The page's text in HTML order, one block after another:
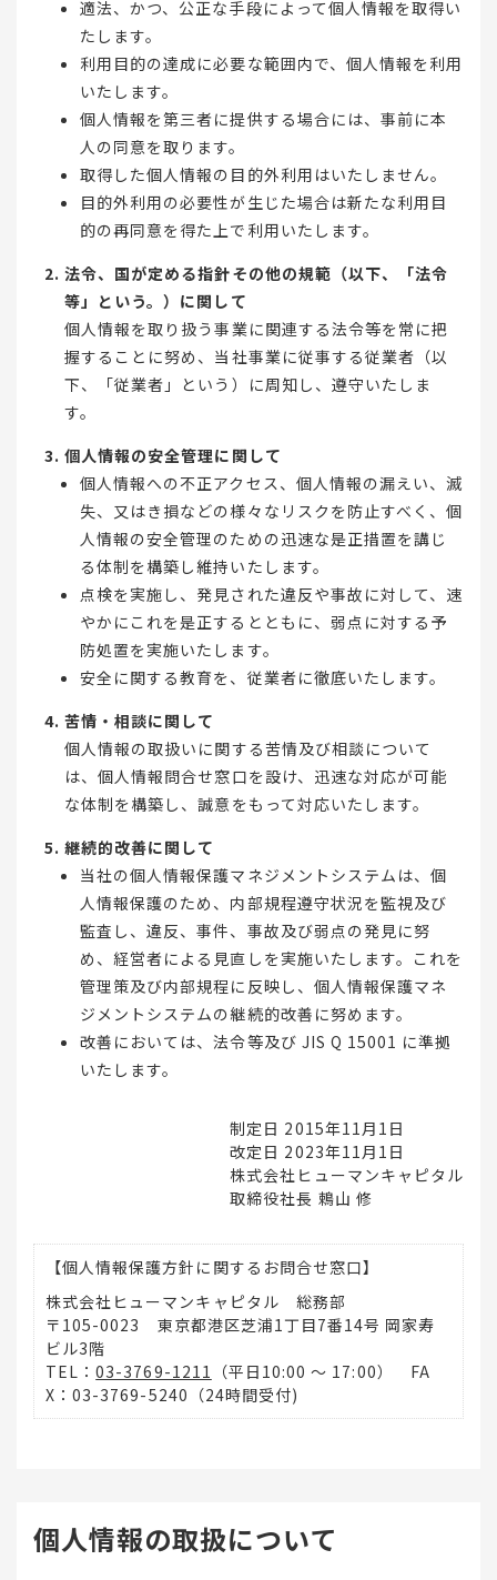
適法、かつ、公正な手段によって個人情報を取得い
たします。
利用目的の達成に必要な範囲内で、個人情報を利用
いたします。
個人情報を第三者に提供する場合には、事前に本
人の同意を取ります。
取得した個人情報の目的外利用はいたしません。
目的外利用の必要性が生じた場合は新たな利用目
的の再同意を得た上で利用いたします。
法令、国が定める指針その他の規範（以下、「法令
等」という。）に関して
個人情報を取り扱う事業に関連する法令等を常に把
握することに努め、当社事業に従事する従業者（以
下、「従業者」という）に周知し、遵守いたしま
す。
個人情報の安全管理に関して
個人情報への不正アクセス、個人情報の漏えい、滅
失、又はき損などの様々なリスクを防止すべく、個
人情報の安全管理のための迅速な是正措置を講じ
る体制を構築し維持いたします。
点検を実施し、発見された違反や事故に対して、速
やかにこれを是正するとともに、弱点に対する予
防処置を実施いたします。
安全に関する教育を、従業者に徹底いたします。
苦情・相談に関して
個人情報の取扱いに関する苦情及び相談について
は、個人情報問合せ窓口を設け、迅速な対応が可能
な体制を構築し、誠意をもって対応いたします。
継続的改善に関して
当社の個人情報保護マネジメントシステムは、個
人情報保護のため、内部規程遵守状況を監視及び
監査し、違反、事件、事故及び弱点の発見に努
め、経営者による見直しを実施いたします。これを
管理策及び内部規程に反映し、個人情報保護マネ
ジメントシステムの継続的改善に努めます。
改善においては、法令等及び JIS Q 15001 に準拠
いたします。
制定日 2015年11月1日
改定日 2023年11月1日
株式会社ヒューマンキャピタル
取締役社長 鵣山 修
【個人情報保護方針に関するお問合せ窓口】
株式会社ヒューマンキャピタル 総務部
〒105-0023 東京都港区芝浦1丁目7番14号 岡家寿
ビル3階
TEL：03-3769-1211
（平日10:00 ～ 17:00） FA
X：03-3769-5240（24時間受付)
個人情報の取扱について